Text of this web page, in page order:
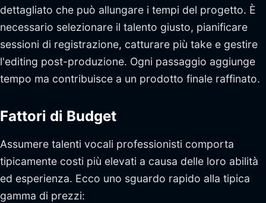
dettagliato che può allungare i tempi del progetto. È
necessario selezionare il talento giusto, pianificare
sessioni di registrazione, catturare più take e gestire
l'editing post-produzione. Ogni passaggio aggiunge
tempo ma contribuisce a un prodotto finale raffinato.
Fattori di Budget
Assumere talenti vocali professionisti comporta
tipicamente costi più elevati a causa delle loro abilità
ed esperienza. Ecco uno sguardo rapido alla tipica
gamma di prezzi: